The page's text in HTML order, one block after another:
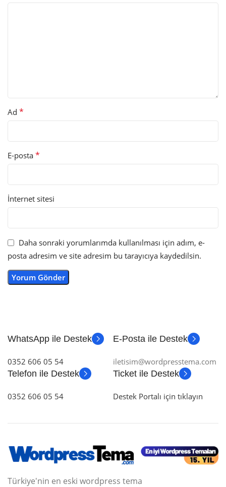
Ad *
E-posta *
İnternet sitesi
Daha sonraki yorumlarımda kullanılması için adım, e-
posta adresim ve site adresim bu tarayıcıya kaydedilsin.
WhatsApp ile Destek
0352 606 05 54
E-Posta ile Destek
iletisim@wordpresstema.com
Telefon ile Destek
0352 606 05 54
Ticket ile Destek
Destek Portalı için tıklayın
Türkiye'nin en eski wordpress tema